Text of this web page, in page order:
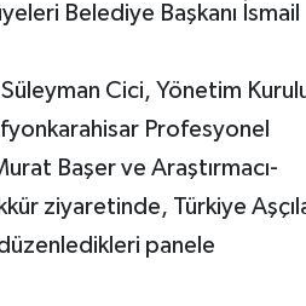
Belediye Başkanı İsmail
Cici, Yönetim
Profesyonel
Başer ve Araştırmacı-
ziyaretinde, Türkiye
panele